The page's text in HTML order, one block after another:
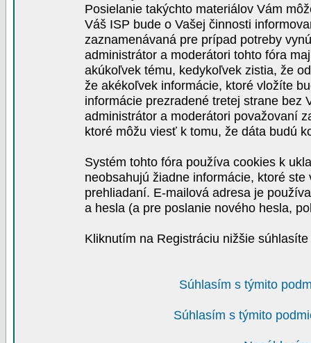
Posielanie takýchto materiálov Vám
Váš ISP bude o Vašej činnosti
zaznamenávaná pre prípad potreby
administrátor a moderátori tohto fóra
akúkoľvek tému, kedykoľvek zistia, že
že akékoľvek informácie, ktoré vložíte
informácie prezradené tretej strane bez
administrátor a moderátori považovaní
ktoré môžu viesť k tomu, že dáta budú
Systém tohto fóra používa cookies k
neobsahujú žiadne informácie, ktoré
prehliadaní. E-mailová adresa je
a hesla (a pre poslanie nového hesla,
Kliknutím na Registráciu nižšie
Súhlasím s týmito
Súhlasím s týmito